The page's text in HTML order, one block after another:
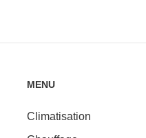
MENU
Climatisation